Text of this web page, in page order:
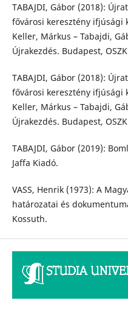
TABAJDI, Gábor (2018):
fővárosi keresztény ifjúsági
Keller, Márkus – Tabajdi,
Újrakezdés. Budapest,
TABAJDI, Gábor (2018):
fővárosi keresztény ifjúsági
Keller, Márkus – Tabajdi,
Újrakezdés. Budapest,
TABAJDI, Gábor (2019):
Jaffa Kiadó.
VASS, Henrik (1973): A
határozatai és
Kossuth.